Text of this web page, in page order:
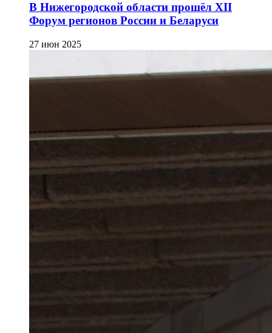
В Нижегородской области прошёл XII
Форум регионов России и Беларуси
27 июн 2025